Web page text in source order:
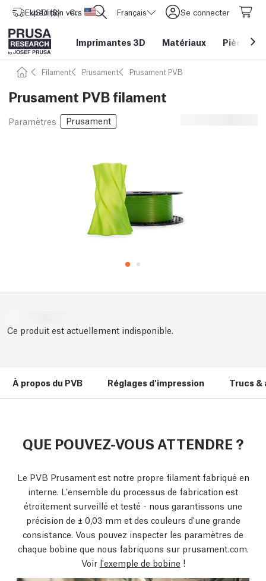
Expédition vers Etats-Unis d'Amérique
USD ($) CORE One L: Maintenant en stock ! Français Se connecter
Imprimantes 3D Matériaux Pièces&
Filament Prusament Prusament PVB
Prusament PVB filament
Paramètres Prusament
Ce produit est actuellement indisponible.
À propos du PVB Réglages d'impression Trucs
QUE POUVEZ-VOUS ATTENDRE ?
Le PVB Prusament est notre propre filament fabriqué en
interne. L'ensemble du processus de fabrication est
étroitement surveillé et testé - nous garantissons une
précision de ± 0,03 mm et des couleurs d'une grande
consistance. Vous pouvez inspecter les paramètres de
chaque bobine que nous fabriquons sur prusament.com.
Voir l'exemple de bobine !